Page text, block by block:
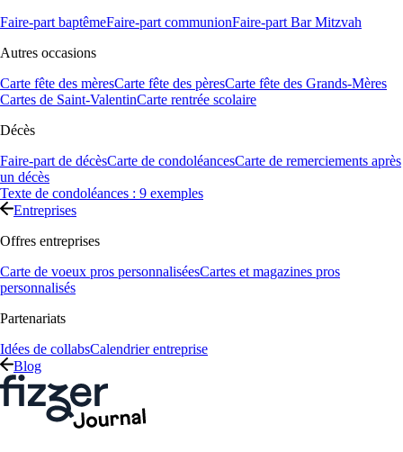
Faire-part baptêmeFaire-part communionFaire-part Bar Mitzvah
Autres occasions
Carte fête des mèresCarte fête des pèresCarte fête des Grands-Mères
Cartes de Saint-ValentinCarte rentrée scolaire
Décès
Faire-part de décèsCarte de condoléancesCarte de remerciements après
un décès
Texte de condoléances : 9 exemples
Entreprises
Offres entreprises
Carte de voeux pros personnaliséesCartes et magazines pros
personnalisés
Partenariats
Idées de collabsCalendrier entreprise
Blog